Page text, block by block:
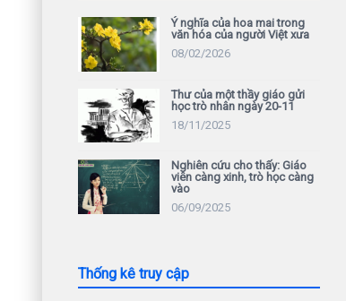
Ý nghĩa của hoa mai trong
văn hóa của người Việt xưa
08/02/2026
Thư của một thầy giáo gửi
học trò nhân ngày 20-11
18/11/2025
Nghiên cứu cho thấy: Giáo
viên càng xinh, trò học càng
vào
06/09/2025
Thống kê truy cập